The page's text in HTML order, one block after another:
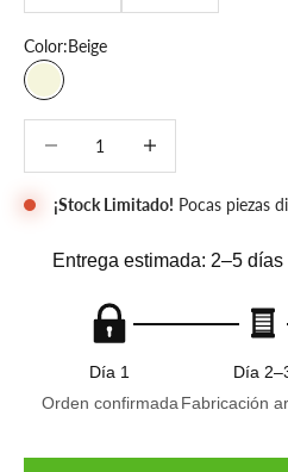
Color:Beige
Beige
¡Stock Limitado! Pocas piezas
Entrega estimada: 2–5
Día 1
Orden confirmada
Día
Fabricación